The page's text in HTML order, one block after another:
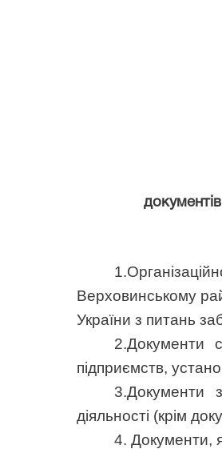
Верховинському
України з питань
2.Документи
підприємств,
3.Документи
діяльності (крім
4. Документи,